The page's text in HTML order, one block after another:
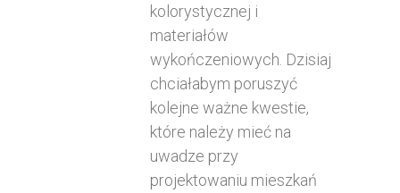
kolorystycznej i
materiałów
wykończeniowych. Dzisiaj
chciałabym poruszyć
kolejne ważne kwestie,
które należy mieć na
uwadze przy
projektowaniu mieszkań